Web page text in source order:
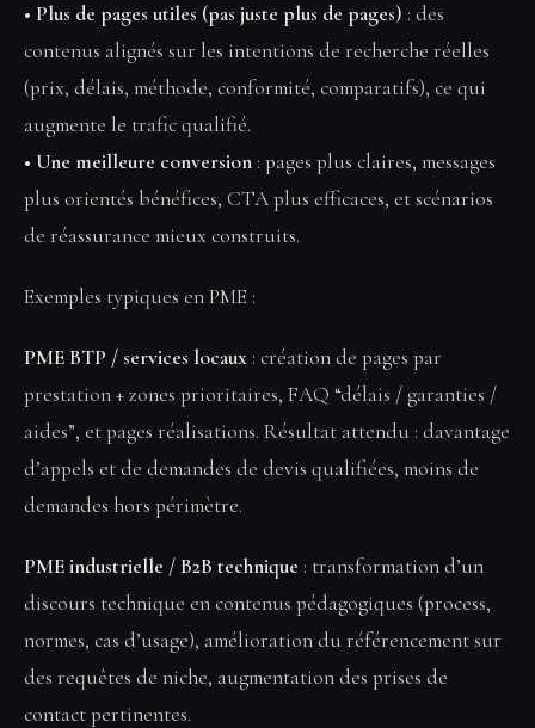
• Plus de pages utiles (pas juste plus de pages) : des
contenus alignés sur les intentions de recherche réelles
(prix, délais, méthode, conformité, comparatifs), ce qui
augmente le trafic qualifié.
• Une meilleure conversion : pages plus claires, messages
plus orientés bénéfices, CTA plus efficaces, et scénarios
de réassurance mieux construits.
Exemples typiques en PME :
PME BTP / services locaux : création de pages par
prestation + zones prioritaires, FAQ “délais / garanties /
aides”, et pages réalisations. Résultat attendu : davantage
d’appels et de demandes de devis qualifiées, moins de
demandes hors périmètre.
PME industrielle / B2B technique : transformation d’un
discours technique en contenus pédagogiques (process,
normes, cas d’usage), amélioration du référencement sur
des requêtes de niche, augmentation des prises de
contact pertinentes.